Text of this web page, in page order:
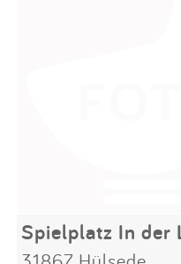
Spielplatz In der